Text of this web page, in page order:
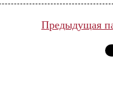
Предыдущая